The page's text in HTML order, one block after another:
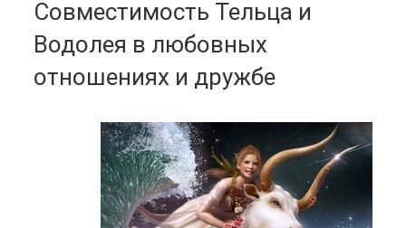
Совместимость Тельца и
Водолея в любовных
отношениях и дружбе